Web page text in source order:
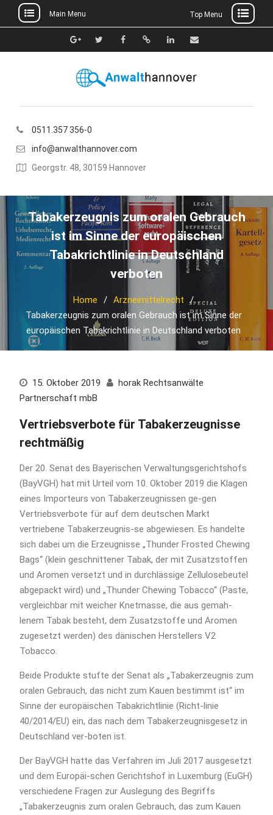
to
Main Menu Top Menu
Google+TwitterFacebook
Xing Linkedin
E-
0511.357 356-0
info@anwalthannover.com
Georgstr. 48, 30159 Hannover
Tabakerzeugnis zum oralen Gebrauch
ist im Sinne der europäischen
Tabakrichtlinie in Deutschland
verboten
Home
Arzneimittelrecht
Tabakerzeugnis zum oralen Gebrauch ist im Sinne der
europäischen Tabakrichtlinie in Deutschland verboten
15. Oktober 2019
horak Rechtsanwälte
Partnerschaft mbB
Vertriebsverbote für Tabakerzeugnisse
rechtmäßig
Der 20. Senat des Bayerischen Verwaltungsgerichtshofs
(BayVGH) hat mit Urteil vom 10. Oktober 2019 die Klagen
eines Importeurs von Tabakerzeugnissen ge-gen
Vertriebsverbote für auf dem deutschen Markt
vertriebene Tabakerzeugnis-se abgewiesen. Es handelte
sich dabei um die Erzeugnisse „Thunder Frosted Chewing
Bags“ (klein geschnittener Tabak, der mit Zusatzstoffen
und Aromen versetzt und in durchlässige Zellulosebeutel
abgepackt wird) und „Thunder Chewing Tobacco“ (Paste,
vergleichbar mit weicher Knetmasse, die aus gemah-
lenem Tabak besteht, dem Zusatzstoffe und Aromen
zugesetzt werden) des dänischen Herstellers V2
Tobacco.
Beide Produkte stufte der Senat als „Tabakerzeugnis zum
oralen Gebrauch, das nicht zum Kauen bestimmt ist“ im
Sinne der europäischen Tabakrichtlinie (Richt-linie
40/2014/EU) ein, das nach dem Tabakerzeugnisgesetz in
Deutschland ver-boten ist.
Der BayVGH hatte das Verfahren im Juli 2017 ausgesetzt
und dem Europäi-schen Gerichtshof in Luxemburg (EuGH)
verschiedene Fragen zur Auslegung des Begriffs
„Tabakerzeugnis zum oralen Gebrauch, das zum Kauen